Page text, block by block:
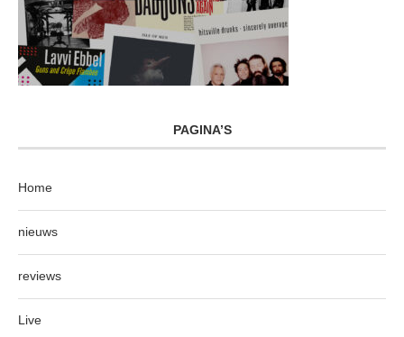
PAGINA’S
Home
nieuws
reviews
Live